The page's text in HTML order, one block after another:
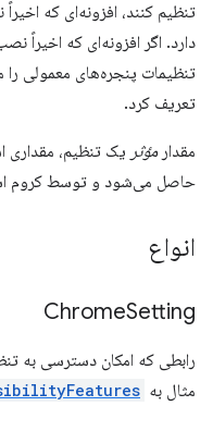
تنظیم کنند، افزونه‌ای که
دارد. اگر افزونه‌ای که
تنظیمات پنجره‌های معمولی
تعریف کرد.
مقدار مؤثر یک تنظیم، مقداری
حاصل می‌شود و توسط کروم
انواع
ChromeSetting
رابطی که امکان دسترسی به
مثال به